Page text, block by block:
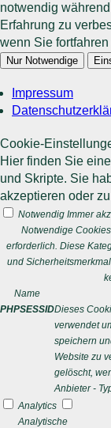
notwendig
Erfahrung zu
wenn Sie
Nur Notwendige
Impressum
Cookie-
Hier finden Sie
und Skripte. Sie
akzeptieren oder
Notwendig Immer
Notwendige
erforderlich. Diese
und
Name
PHPSESSIDDieses
verwendet
speichern
Website zu
gelöscht,
Anbieter -
Analytics
Analytische